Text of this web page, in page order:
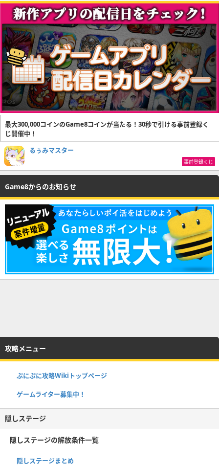
最大300,000コインのGame8コインが当たる！30秒で引ける事前登録く
じ開催中！
るぅみマスター
事前登録くじ
Game8からのお知らせ
攻略メニュー
ぷにぷに攻略Wikiトップページ
ゲームライター募集中！
隠しステージ
隠しステージの解放条件一覧
隠しステージまとめ